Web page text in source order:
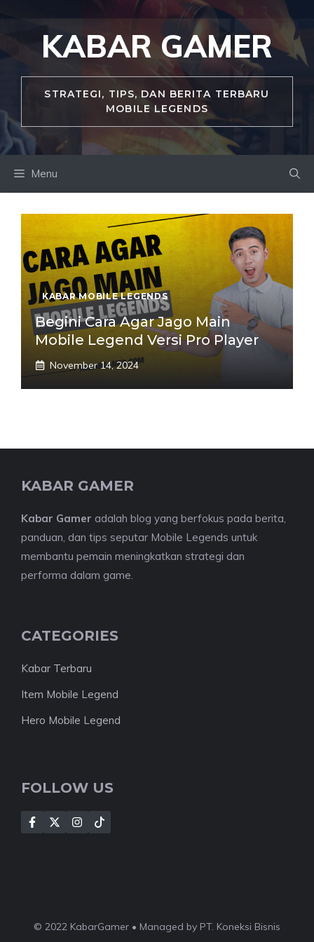
content
KABAR GAMER
STRATEGI, TIPS, DAN BERITA TERBARU
MOBILE LEGENDS
Menu
KABAR MOBILE LEGENDS
Begini Cara Agar Jago Main
Mobile Legend Versi Pro Player
November 14, 2024
KABAR GAMER
Kabar Gamer adalah blog yang berfokus pada berita,
panduan, dan tips seputar Mobile Legends untuk
membantu pemain meningkatkan strategi dan
performa dalam game.
CATEGORIES
Kabar Terbaru
Item Mobile Legend
Hero Mobile Legend
FOLLOW US
© 2022 KabarGamer • Managed by PT. Koneksi Bisnis